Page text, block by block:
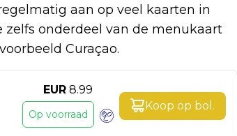
aan op veel kaarten in
onderdeel van de menukaart
Curaçao.
EUR 8.99
Op voorraad
Koop op bol .